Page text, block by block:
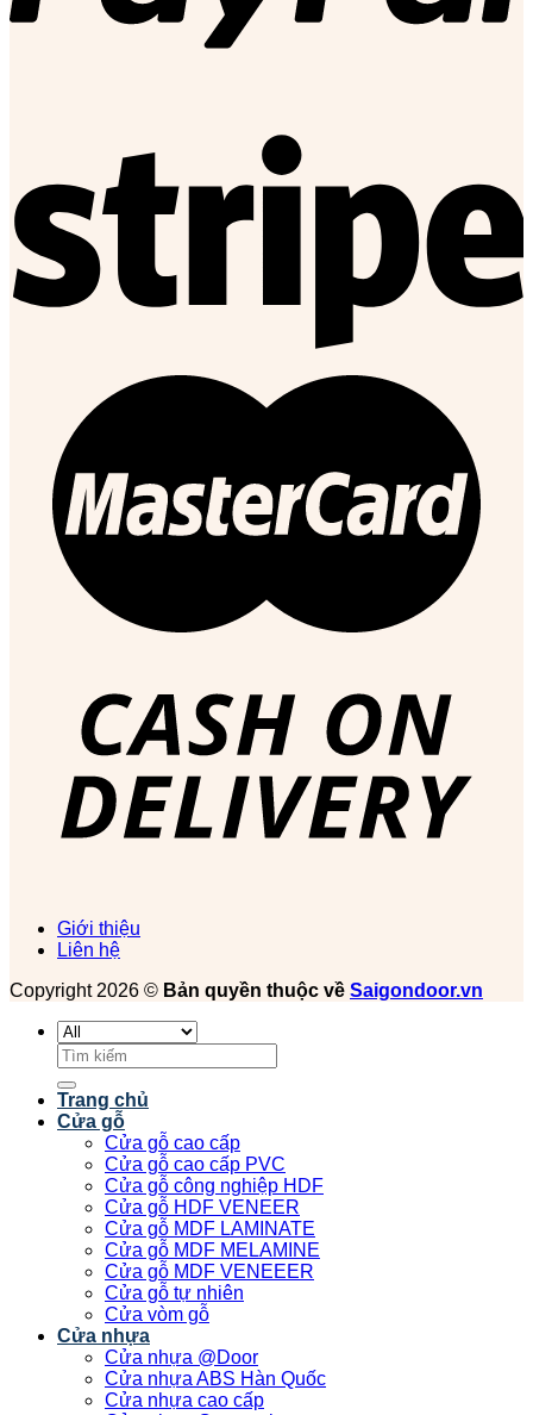
Giới thiệu
Liên hệ
Copyright 2026 © Bản quyền thuộc về Saigondoor.vn
Tìm
kiếm:
Trang chủ
Cửa gỗ
Cửa gỗ cao cấp
Cửa gỗ cao cấp PVC
Cửa gỗ công nghiệp HDF
Cửa gỗ HDF VENEER
Cửa gỗ MDF LAMINATE
Cửa gỗ MDF MELAMINE
Cửa gỗ MDF VENEEER
Cửa gỗ tự nhiên
Cửa vòm gỗ
Cửa nhựa
Cửa nhựa @Door
Cửa nhựa ABS Hàn Quốc
Cửa nhựa cao cấp